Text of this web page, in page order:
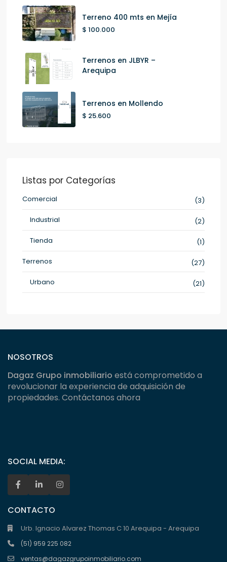
Terreno 400 mts en Mejía
$ 100.000
Terrenos en JLBYR –
Arequipa
Terrenos en Mollendo
$ 25.600
Listas por Categorías
Comercial
(3)
Industrial
(2)
Tienda
(1)
Terrenos
(27)
Urbano
(21)
NOSOTROS
Dagaz Grupo inmobiliario está comprometido a
revolucionar la experiencia de adquisición de
propiedades. Contáctanos ahora
SOCIAL MEDIA:
CONTACTO
Urb. Ignacio Alvarez Thomas C 10 Arequipa - Arequipa
(51) 959 225 082
ventas@dagazgrupoinmobiliario.com